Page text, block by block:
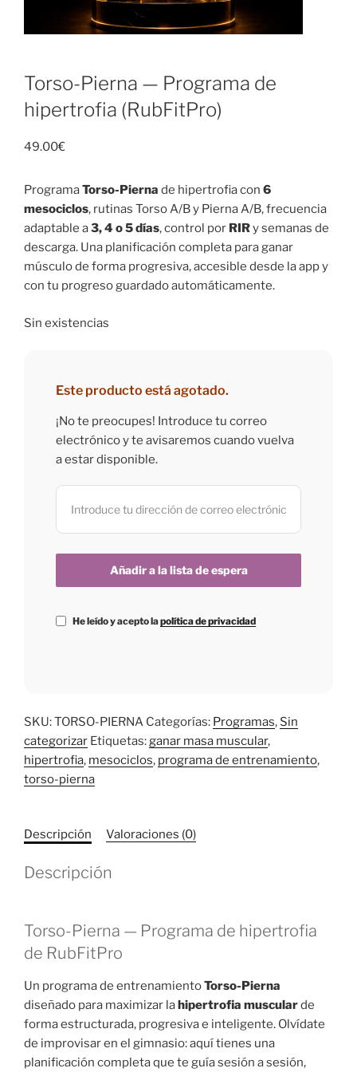
Torso-Pierna — Programa de
hipertrofia (RubFitPro)
49.00€
ProgramaTorso-Pierna de hipertrofia con 6
mesociclos, rutinas Torso A/B y Pierna A/B, frecuencia
adaptable a3, 4 o 5 días, control por RIRy semanas de
descarga. Una planificación completa para ganar
músculo de forma progresiva, accesible desde la app y
con tu progreso guardado automáticamente.
Sin existencias
Este producto está agotado.
¡No te preocupes! Introduce tu correo
electrónico y te avisaremos cuando vuelva
a estar disponible.
He leído y acepto lapolítica de privacidad
SKU:TORSO-PIERNA Categorías: Programas, Sin
categorizar Etiquetas: ganar masa muscular,
hipertrofia, mesociclos, programa de entrenamiento,
torso-pierna
Descripción Valoraciones (0)
Descripción
Torso-Pierna — Programa de hipertrofia
de RubFitPro
Un programa de entrenamientoTorso-Pierna
diseñado para maximizar lahipertrofia muscularde
forma estructurada, progresiva e inteligente. Olvídate
de improvisar en el gimnasio: aquí tienes una
planificación completa que te guía sesión a sesión,